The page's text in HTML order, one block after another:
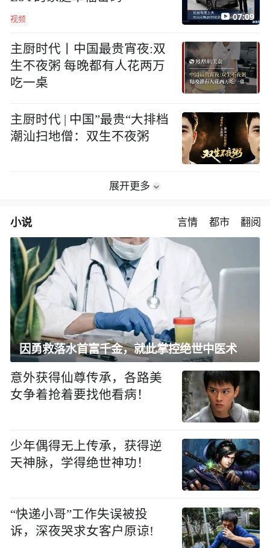
视频 07:09
主厨时代丨中国最贵宵夜:双
生不夜粥 每晚都有人花两万
吃一桌
主厨时代 | 中国”最贵“大排档
潮汕扫地僧：双生不夜粥
展开更多
小说 言情 都市 翻阅
因勇救落水首富千金，就此掌控绝世中医术
意外获得仙尊传承，各路美
女争着抢着要找他看病！
少年偶得无上传承，获得逆
天神脉，学得绝世神功！
“快递小哥”工作失误被投
诉，深夜哭求女客户原谅!